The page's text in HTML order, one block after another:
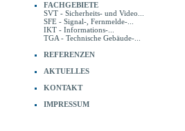
FACHGEBIETE
SVT - Sicherheits- und Video...
SFE - Signal-, Fernmelde-...
IKT - Informations-...
TGA - Technische Gebäude-...
REFERENZEN
AKTUELLES
KONTAKT
IMPRESSUM